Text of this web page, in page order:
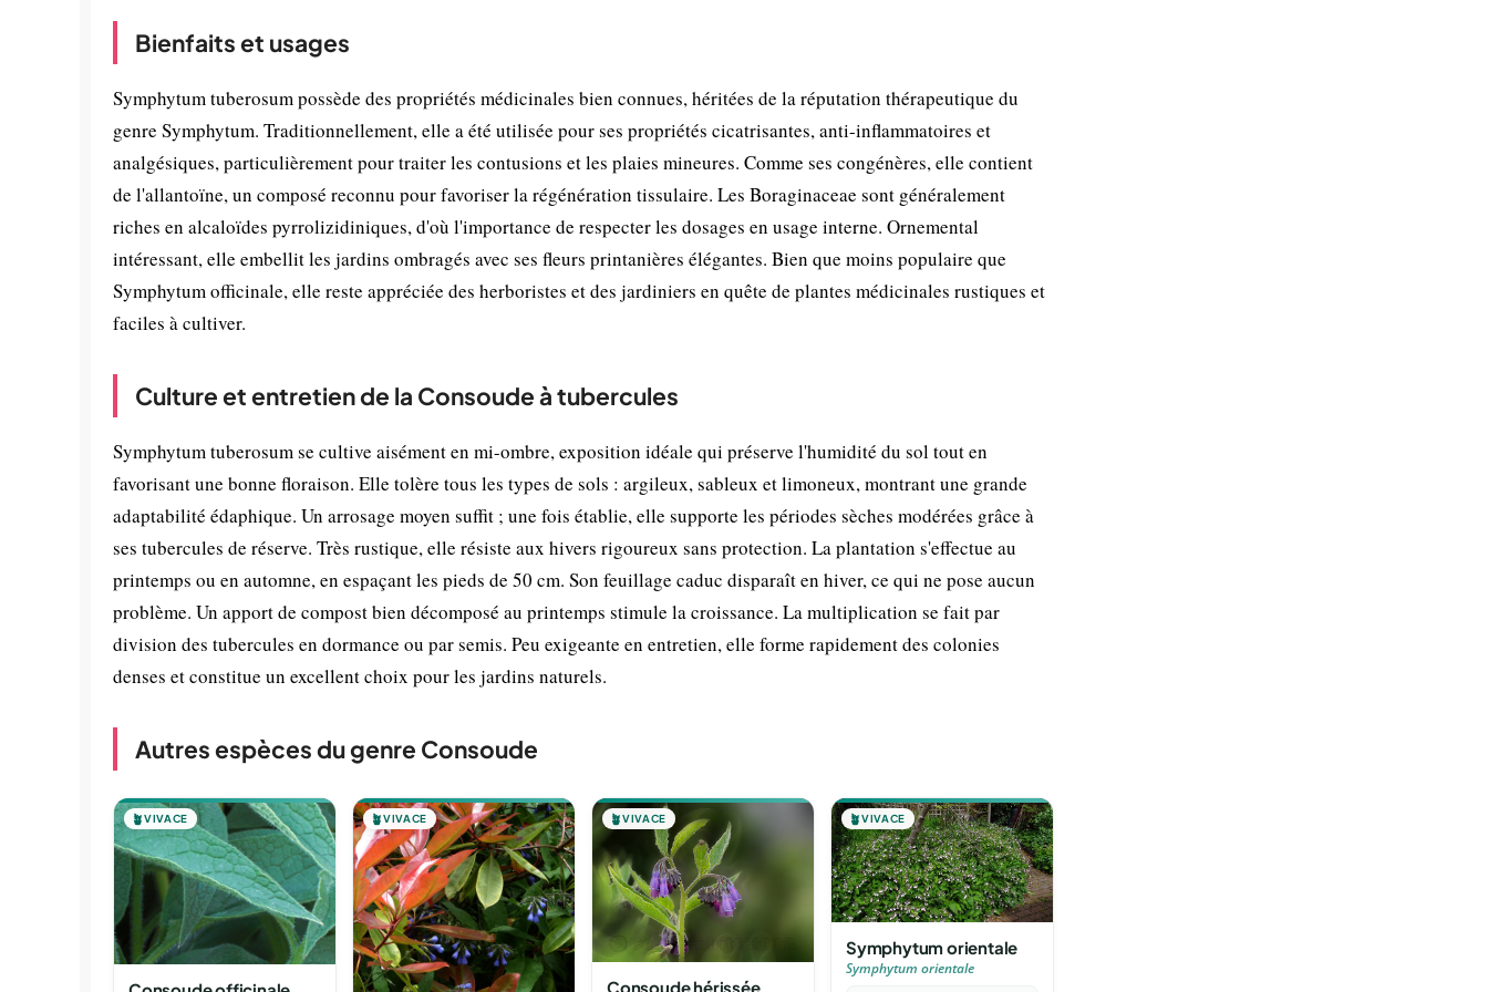
Bienfaits et usages
Symphytum tuberosum possède des propriétés médicinales bien connues, héritées de la réputation thérapeutique du
genre Symphytum. Traditionnellement, elle a été utilisée pour ses propriétés cicatrisantes, anti-inflammatoires et
analgésiques, particulièrement pour traiter les contusions et les plaies mineures. Comme ses congénères, elle contient
de l'allantoïne, un composé reconnu pour favoriser la régénération tissulaire. Les Boraginaceae sont généralement
riches en alcaloïdes pyrrolizidiniques, d'où l'importance de respecter les dosages en usage interne. Ornemental
intéressant, elle embellit les jardins ombragés avec ses fleurs printanières élégantes. Bien que moins populaire que
Symphytum officinale, elle reste appréciée des herboristes et des jardiniers en quête de plantes médicinales rustiques et
faciles à cultiver.
Culture et entretien de la Consoude à tubercules
Symphytum tuberosum se cultive aisément en mi-ombre, exposition idéale qui préserve l'humidité du sol tout en
favorisant une bonne floraison. Elle tolère tous les types de sols : argileux, sableux et limoneux, montrant une grande
adaptabilité édaphique. Un arrosage moyen suffit ; une fois établie, elle supporte les périodes sèches modérées grâce à
ses tubercules de réserve. Très rustique, elle résiste aux hivers rigoureux sans protection. La plantation s'effectue au
printemps ou en automne, en espaçant les pieds de 50 cm. Son feuillage caduc disparaît en hiver, ce qui ne pose aucun
problème. Un apport de compost bien décomposé au printemps stimule la croissance. La multiplication se fait par
division des tubercules en dormance ou par semis. Peu exigeante en entretien, elle forme rapidement des colonies
denses et constitue un excellent choix pour les jardins naturels.
Autres espèces du genre Consoude
🪴VIVACE 🪴VIVACE 🪴VIVACE
Consoude hérissée
🪴VIVACE
Symphytum orientale
Symphytum orientale